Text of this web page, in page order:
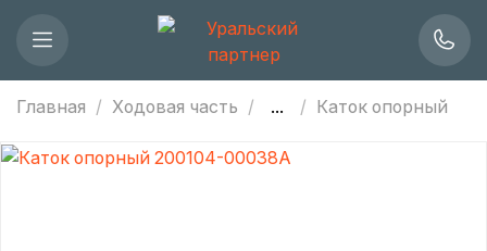
Главная Ходовая часть ... Каток опорный